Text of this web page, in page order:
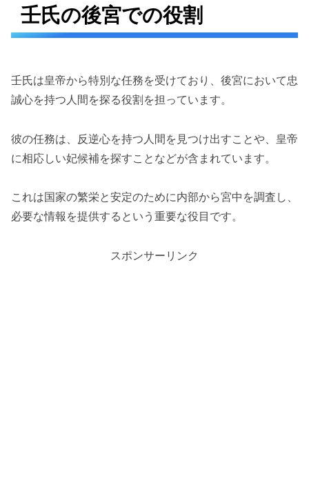
壬氏の後宮での役割
壬氏は皇帝から特別な任務を受けており、後宮において忠
誠心を持つ人間を探る役割を担っています。
彼の任務は、反逆心を持つ人間を見つけ出すことや、皇帝
に相応しい妃候補を探すことなどが含まれています。
これは国家の繁栄と安定のために内部から宮中を調査し、
必要な情報を提供するという重要な役目です​​​​。
スポンサーリンク